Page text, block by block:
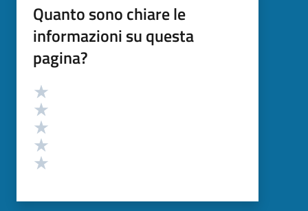
Quanto sono chiare le
informazioni su questa
pagina?
Valutazione